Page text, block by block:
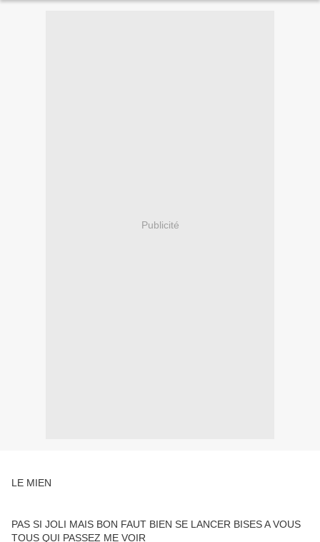
Publicité
LE MIEN
PAS SI JOLI MAIS BON FAUT BIEN SE LANCER BISES A VOUS
TOUS QUI PASSEZ ME VOIR